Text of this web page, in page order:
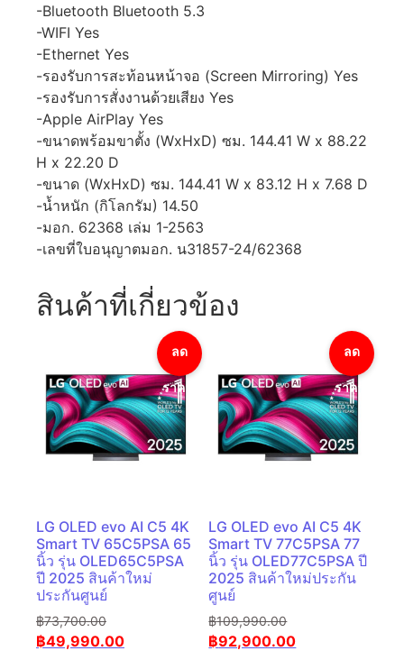
-Bluetooth Bluetooth 5.3
-WIFI Yes
-Ethernet Yes
-รองรับการสะท้อนหน้าจอ (Screen Mirroring) Yes
-รองรับการสั่งงานด้วยเสียง Yes
-Apple AirPlay Yes
-ขนาดพร้อมขาตั้ง (WxHxD) ซม. 144.41 W x 88.22
H x 22.20 D
-ขนาด (WxHxD) ซม. 144.41 W x 83.12 H x 7.68 D
-น้ำหนัก (กิโลกรัม) 14.50
-มอก. 62368 เล่ม 1-2563
-เลขที่ใบอนุญาตมอก. น31857-24/62368
สินค้าที่เกี่ยวข้อง
ลด
ราคา!
LG OLED evo AI C5 4K
Smart TV 65C5PSA 65
นิ้ว รุ่น OLED65C5PSA
ปี 2025 สินค้าใหม่
ประกันศูนย์
฿73,700.00
฿49,990.00
ลด
ราคา!
LG OLED evo AI C5 4K
Smart TV 77C5PSA 77
นิ้ว รุ่น OLED77C5PSA ปี
2025 สินค้าใหม่ประกัน
ศูนย์
฿109,990.00
฿92,900.00